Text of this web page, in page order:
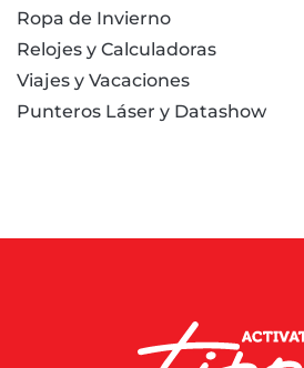
Ropa de Invierno
Relojes y Calculadoras
Viajes y Vacaciones
Punteros Láser y Datashow